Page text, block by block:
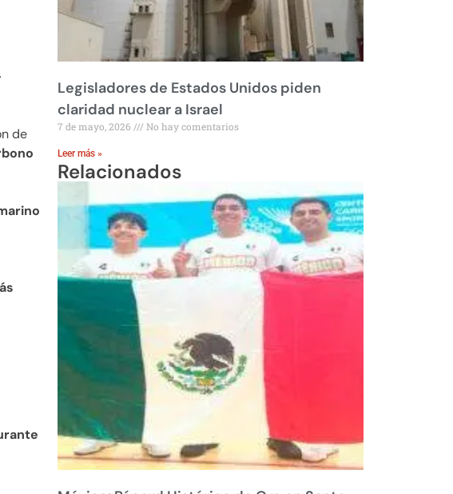
de
Legisladores de Estados Unidos piden
claridad nuclear a Israel
7 de mayo, 2026 No hay comentarios
Leer más »
Relacionados